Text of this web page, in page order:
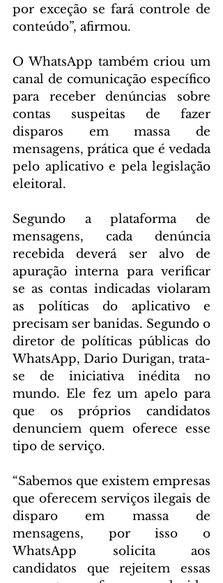
por exceção se fará controle de
conteúdo”, afirmou.
O WhatsApp também criou um
canal de comunicação específico
para receber denúncias sobre
contas suspeitas de fazer
disparos em massa de
mensagens, prática que é vedada
pelo aplicativo e pela legislação
eleitoral.
Segundo a plataforma de
mensagens, cada denúncia
recebida deverá ser alvo de
apuração interna para verificar
se as contas indicadas violaram
as políticas do aplicativo e
precisam ser banidas. Segundo o
diretor de políticas públicas do
WhatsApp, Dario Durigan, trata-
se de iniciativa inédita no
mundo. Ele fez um apelo para
que os próprios candidatos
denunciem quem oferece esse
tipo de serviço.
“Sabemos que existem empresas
que oferecem serviços ilegais de
disparo em massa de
mensagens, por isso o
WhatsApp solicita aos
candidatos que rejeitem essas